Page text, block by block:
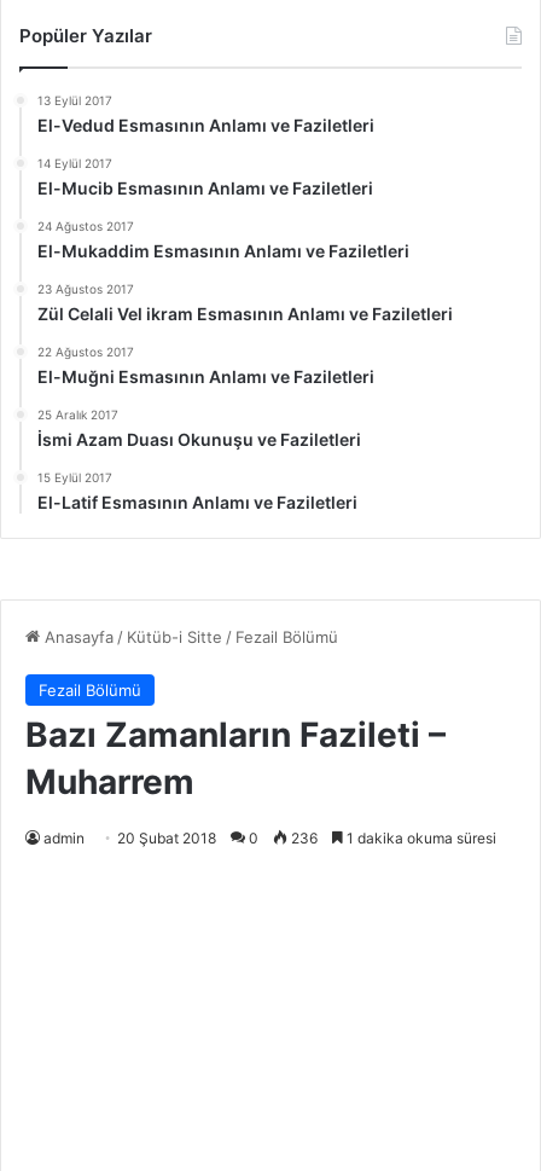
Popüler Yazılar
13 Eylül 2017
El-Vedud Esmasının Anlamı ve Faziletleri
14 Eylül 2017
El-Mucib Esmasının Anlamı ve Faziletleri
24 Ağustos 2017
El-Mukaddim Esmasının Anlamı ve Faziletleri
23 Ağustos 2017
Zül Celali Vel ikram Esmasının Anlamı ve Faziletleri
22 Ağustos 2017
El-Muğni Esmasının Anlamı ve Faziletleri
25 Aralık 2017
İsmi Azam Duası Okunuşu ve Faziletleri
15 Eylül 2017
El-Latif Esmasının Anlamı ve Faziletleri